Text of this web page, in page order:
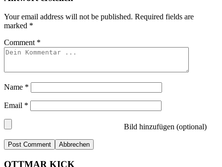
Your email address will not be published. Required fields are
marked *
Comment *
Name *
Email *
Bild hinzufügen (optional)
Abbrechen
OTTMAR KICK